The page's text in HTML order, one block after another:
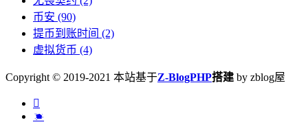
币安 (90)
提币到账时间 (2)
虚拟货币 (4)
Copyright © 2019-2021 本站基于Z-BlogPHP搭建by zblog屋

